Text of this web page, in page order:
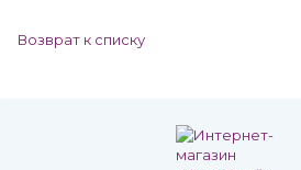
Возврат к списку